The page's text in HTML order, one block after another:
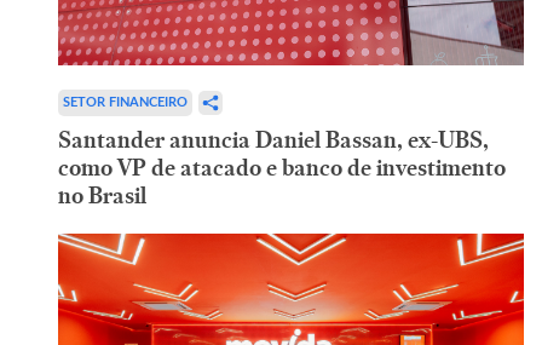
SETOR FINANCEIRO
Santander anuncia Daniel Bassan, ex-UBS,
como VP de atacado e banco de investimento
no Brasil